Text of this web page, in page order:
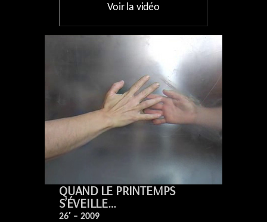
Voir la vidéo
QUAND LE PRINTEMPS
S’ÉVEILLE…
26′ – 2009